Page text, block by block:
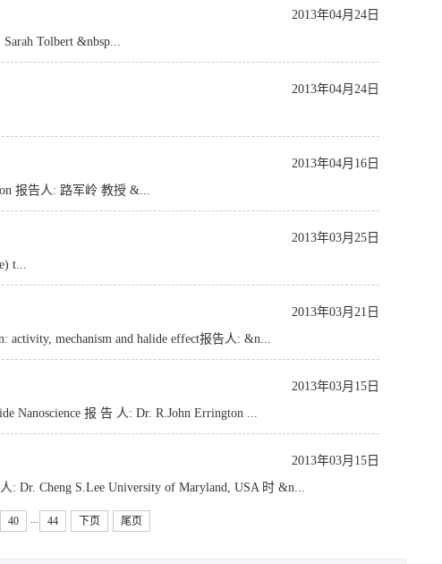
2013年04月24日
Tolbert &nbsp...
2013年04月24日
2013年04月16日
报告人: 路军岭 教授 &...
2013年03月25日
t...
2013年03月21日
activity, mechanism and halide effect报告人: &n...
2013年03月15日
Nanoscience 报 告 人: Dr. R.John Errington ...
2013年03月15日
: Dr. Cheng S.Lee University of Maryland, USA 时 &n...
40 ... 44 下页 尾页